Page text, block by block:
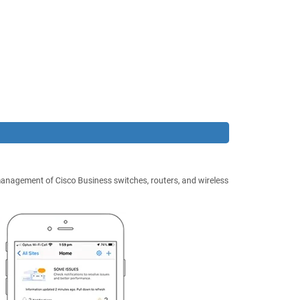
of Cisco Business switches, routers, and wireless